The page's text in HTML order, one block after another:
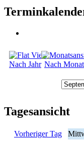
Nach Jahr Nach Monat
Tagesansicht
Vorheriger Tag